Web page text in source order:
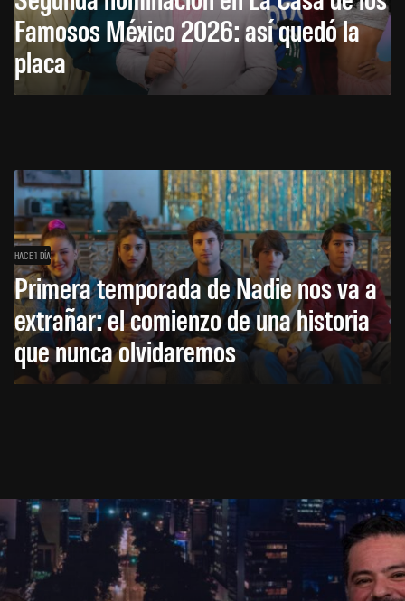
Famosos México 2026: así quedó la
placa
HACE 1 DÍA
Primera temporada de Nadie nos va a
extrañar: el comienzo de una historia
que nunca olvidaremos